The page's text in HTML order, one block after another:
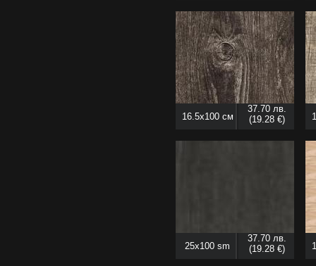
16.5x100 см
37.70 лв.
(19.28 €)
25x100 sm
37.70 лв.
(19.28 €)